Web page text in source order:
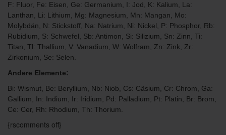
F: Fluor, Fe: Eisen, Ge: Germanium, I: Jod, K: Kalium, La:
Lanthan, Li: Lithium, Mg: Magnesium, Mn: Mangan, Mo:
Molybdän, N: Stickstoff, Na: Natrium, Ni: Nickel, P: Phosphor, Rb:
Rubidium, S: Schwefel, Sb: Antimon, Si: Silizium, Sn: Zinn, Ti:
Titan, Tl: Thallium, V: Vanadium, W: Wolfram, Zn: Zink, Zr:
Zirkonium, Se: Selen.
Andere Elemente:
Bi: Wismut, Be: Beryllium, Nb: Niob, Cs: Cäsium, Cr: Chrom, Ga:
Gallium, In: Indium, Ir: Iridium, Pd: Palladium, Pt: Platin, Br: Brom,
Ce: Cer, Rh: Rhodium, Th: Thorium.
{rscomments off}